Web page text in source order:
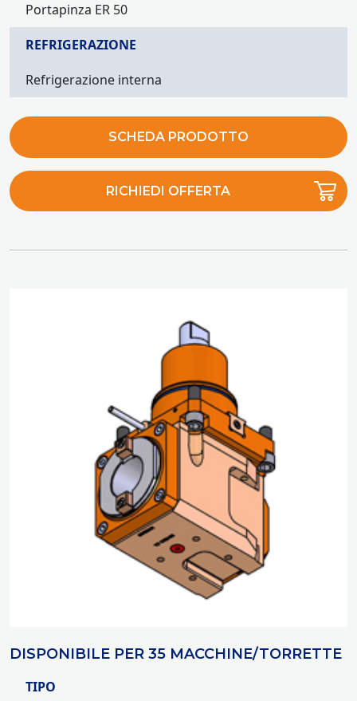
Portapinza ER 50
REFRIGERAZIONE
Refrigerazione interna
SCHEDA PRODOTTO
RICHIEDI OFFERTA
DISPONIBILE PER 35 MACCHINE/TORRETTE
TIPO